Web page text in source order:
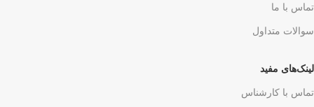
تماس با ما
سوالات متداول
لینک‌های مفید
تماس با کارشناس